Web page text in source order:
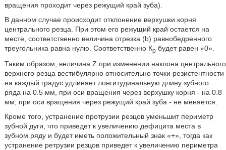
вращения проходит через режущий край зуба).
В данном случае происходит отклонение верхушки корня
центрального резца. При этом его режущий край остается на
месте, соответственно величина отрезка (b) равнобедренного
треугольника равна нулю. Соответственно Кр будет равен «0».
Таким образом, величина Z при изменении наклона центрального
верхнего резца вестибулярно относительно точки резистентности
на каждый градус удлиняет лонгитудинальную длину зубного
ряда на 0.5 мм, при оси вращения через верхушку корня - на 0.8
мм, при оси вращения через режущий край зуба - не меняется.
Кроме того, устранение протрузии резцов уменьшит периметр
зубной дуги, что приведет к увеличению дефицита места в
зубном ряду и будет иметь положительный знак «+», тогда как
устранение ретрузии резцов приведет к увеличению периметра